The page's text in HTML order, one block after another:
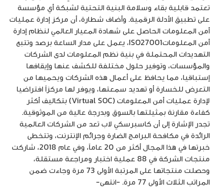
تعتمد قابلية بقاء وسلامة البنية التحتية لشبكة أي مؤسسة
على تطبيق الأدلة الرقمية. وأضاف شطارة، أن مركز إدارة عمليات
أمن المعلومات الحاصل على شهادة المعيار العالمي لنظام إدارة
أمن المعلوماتISO27001، يعمل على مدار الساعة برصد وتتبع
التهديدات المحتملة في بنية نظم المعلومات لدى الشركات
والمؤسسات، وتوفير حلول مختلفة للكشف عنها وإيقافها
إستباقيا، مما يحافظ على أعمال هذه الشركات ويحميها من
التعرض للخسارة أو تهديد سمعتها، ويوفر لها مركزاً افتراضيا
لإدارة عمليات أمن المعلومات (Virtual SOC) بتكاليف أكثر
كفاءة مقارنة بمثيلتها بالسوق وبدرجة عالية من الموثوقية.
تجدر الإشارة إلى أن كاسبرسكي لاب تعد من الشركات العالمية
الرائدة في مكافحة البرامج الضارة وجرائم الإنترنت، وتتخطى
خبرتها في هذا المجال أكثر من 20 عاماً، وفي عام 2018، شاركت
منتجات الشركة في 88 عملية اختبار ومراجعة مستقلة،
وحصلت منتجاتها على المرتبة الأولى 73 مرة وجاءت ضمن
المراتب الثلاث الأولى 77 مرة. -انتهى-